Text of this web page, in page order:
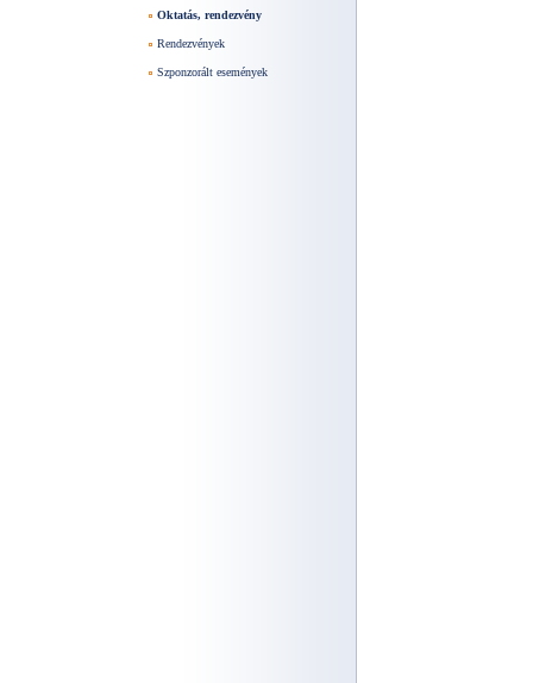
Oktatás, rendezvény
Rendezvények
Szponzorált események